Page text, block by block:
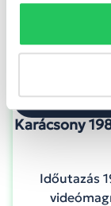
Karácsony
Időutazás